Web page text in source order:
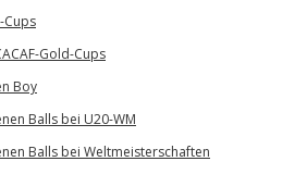
Cups
Gold-Cups
Boy
Balls bei U20-WM
Balls bei Weltmeisterschaften